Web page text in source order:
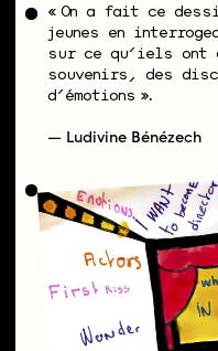
On a fait ce
jeunes en
sur ce qu’iels ont
souvenirs, des
d’émotions
.
— Ludivine Bénézech